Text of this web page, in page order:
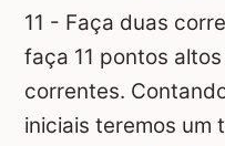
11 - Faça duas
faça 11 pontos
correntes.
iniciais teremos um